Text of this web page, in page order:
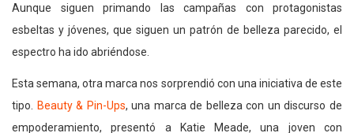
Aunque siguen primando las campañas con protagonistas
esbeltas y jóvenes, que siguen un patrón de belleza parecido, el
espectro ha ido abriéndose.
Esta semana, otra marca nos sorprendió con una iniciativa de este
tipo.
Beauty & Pin-Ups, una marca de belleza con un discurso de
empoderamiento, presentó a Katie Meade, una joven con